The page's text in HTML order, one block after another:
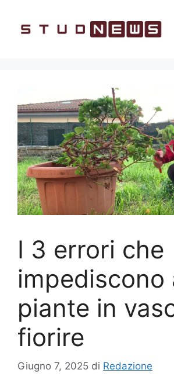
contenuto
I 3 errori che
impediscono
piante in
fiorire
Giugno 7, 2025 di Redazione